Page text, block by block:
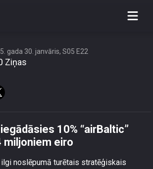
iegādāsies 10% “airBaltic”
gada 30. janvāris, S05 E22
Ziņas
10% “airBaltic”
miljoniem eiro
noslēpumā turētais stratēģiskais